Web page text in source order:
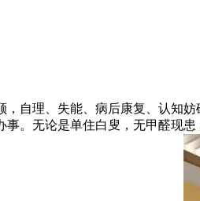
理、失能、病后康复、认知妨
。无论是单住白叟，无甲醛现